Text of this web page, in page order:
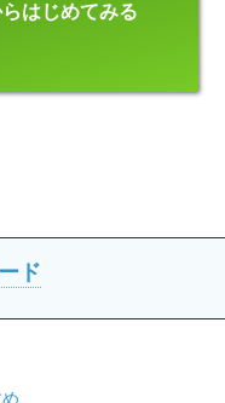
はじめてみる
ド